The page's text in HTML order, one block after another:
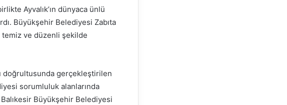
Ayvalık’ın dünyaca ünlü
Büyükşehir Belediyesi Zabıta
temiz ve düzenli şekilde
doğrultusunda gerçekleştirilen
sorumluluk alanlarında
Büyükşehir Belediyesi